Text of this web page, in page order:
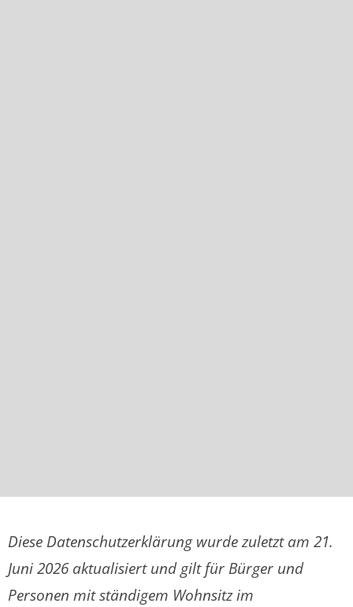
Diese Datenschutzerklärung wurde zuletzt am 21.
Juni 2026 aktualisiert und gilt für Bürger und
Personen mit ständigem Wohnsitz im